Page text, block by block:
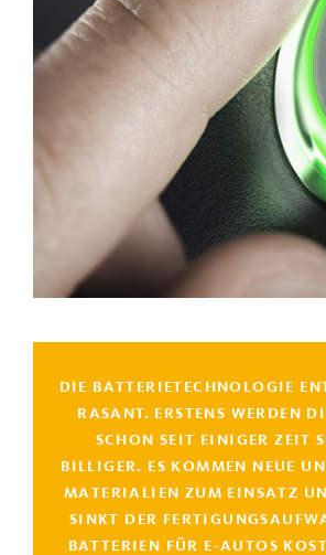
DIE BATTERIETECHNOLOGIE
RASANT. ERSTENS WERDEN
SCHON SEIT EINIGER ZEIT
BILLIGER. ES KOMMEN NEUE
MATERIALIEN ZUM EINSATZ
INKT DER
ATTERIEN FÜR E-AUTOS